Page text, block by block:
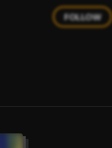
FOLLOW